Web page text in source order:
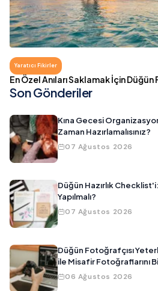
Yaratıcı Fikirler
En Özel Anıları Saklamak İçin
Son Gönderiler
Kına Gecesi
Zaman Hazırlamalısınız?
07 Ağustos 2026
Düğün Hazırlık
Yapılmalı?
07 Ağustos 2026
Düğün Fotoğrafçısı
ile Misafir Fotoğraflarını
06 Ağustos 2026